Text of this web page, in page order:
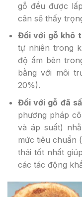
gỗ đều được
cân sẽ thấy
Đối với gỗ khô
tự nhiên trong
độ ẩm bên
bằng với môi
20%).
Đối với gỗ đã
phương pháp
và áp suất)
mức tiêu chuẩn
thái tốt nhất
các tác động